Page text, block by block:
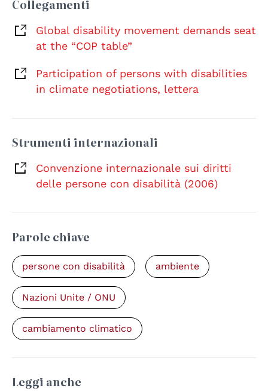
Collegamenti
Global disability movement demands seat
at the “COP table”
Participation of persons with disabilities
in climate negotiations, lettera
Strumenti internazionali
Convenzione internazionale sui diritti
delle persone con disabilità (2006)
Parole chiave
persone con disabilità ambiente
Nazioni Unite / ONU
cambiamento climatico
Leggi anche